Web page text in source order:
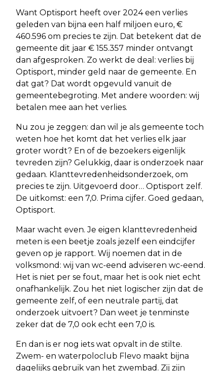
Want Optisport heeft over 2024 een verlies
geleden van bijna een half miljoen euro, €
460.596 om precies te zijn. Dat betekent dat de
gemeente dit jaar € 155.357 minder ontvangt
dan afgesproken. Zo werkt de deal: verlies bij
Optisport, minder geld naar de gemeente. En
dat gat? Dat wordt opgevuld vanuit de
gemeentebegroting. Met andere woorden: wij
betalen mee aan het verlies.
Nu zou je zeggen: dan wil je als gemeente toch
weten hoe het komt dat het verlies elk jaar
groter wordt? En of de bezoekers eigenlijk
tevreden zijn? Gelukkig, daar is onderzoek naar
gedaan. Klanttevredenheidsonderzoek, om
precies te zijn. Uitgevoerd door… Optisport zelf.
De uitkomst: een 7,0. Prima cijfer. Goed gedaan,
Optisport.
Maar wacht even. Je eigen klanttevredenheid
meten is een beetje zoals jezelf een eindcijfer
geven op je rapport. Wij noemen dat in de
volksmond: wij van wc-eend adviseren wc-eend.
Het is niet per se fout, maar het is ook niet echt
onafhankelijk. Zou het niet logischer zijn dat de
gemeente zelf, of een neutrale partij, dat
onderzoek uitvoert? Dan weet je tenminste
zeker dat de 7,0 ook echt een 7,0 is.
En dan is er nog iets wat opvalt in de stilte.
Zwem- en waterpoloclub Flevo maakt bijna
dagelijks gebruik van het zwembad. Zij zijn